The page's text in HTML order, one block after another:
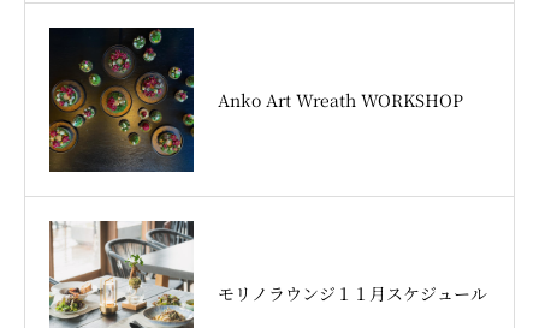
Anko Art Wreath WORKSHOP
モリノラウンジ１１月スケジュール